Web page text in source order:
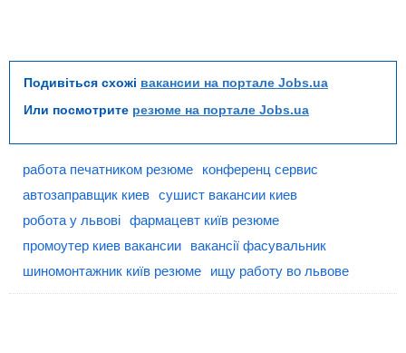
Подивіться схожі вакансии на портале Jobs.ua
Или посмотрите резюме на портале Jobs.ua
работа печатником резюме
конференц сервис
автозаправщик киев сушист вакансии киев
робота у львовi фармацевт київ резюме
промоутер киев вакансии
вакансії фасувальник
шиномонтажник київ резюме
ищу работу во львове